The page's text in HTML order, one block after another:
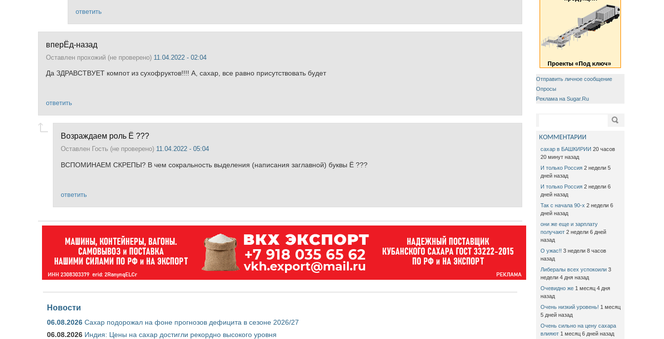
ответить
вперЁд-назад
Оставлен прохожий (не проверено) 11.04.2022 - 02:04
Да ЗДРАВСТВУЕТ компот из сухофруктов!!!! А, сахар, все равно присутствовать будет
ответить
Возраждаем роль Ё ???
Оставлен Гость (не проверено) 11.04.2022 - 05:04
ВСПОМИНАЕМ СКРЕПЫ? В чем сокральность выделения (написания заглавной) буквы Ё ???
ответить
Новости
06.08.2026 Сахар подорожал на фоне прогнозов дефицита в сезоне 2026/27
06.08.2026 Индия: Цены на сахар достигли рекордно высокого уровня
Отправить личное сообщение
Опросы
Реклама на Sugar.Ru
Поиск
КОММЕНТАРИИ
сахар в БАШКИРИИ 20 часов
20 минут назад
И только Россия 2 недели 5
дней назад
И только Россия 2 недели 6
дней назад
Так с начала 90-х 2 недели 6
дней назад
они же еще и зарплату
получают 2 недели 6 дней
назад
О ужас!! 3 недели 8 часов
назад
Либералы всех успокоили 3
недели 4 дня назад
Очевидно же 1 месяц 4 дня
назад
Очень низкий уровень! 1 месяц
5 дней назад
Очень сильно на цену сахара
влияют 1 месяц 6 дней назад